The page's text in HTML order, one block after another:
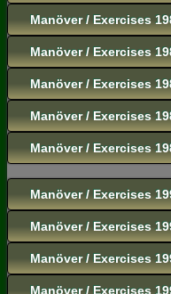
Manöver / Exercises
Manöver / Exercises
Manöver / Exercises
Manöver / Exercises
Manöver / Exercises
Manöver / Exercises
Manöver / Exercises
Manöver / Exercises
Manöver / Exercises